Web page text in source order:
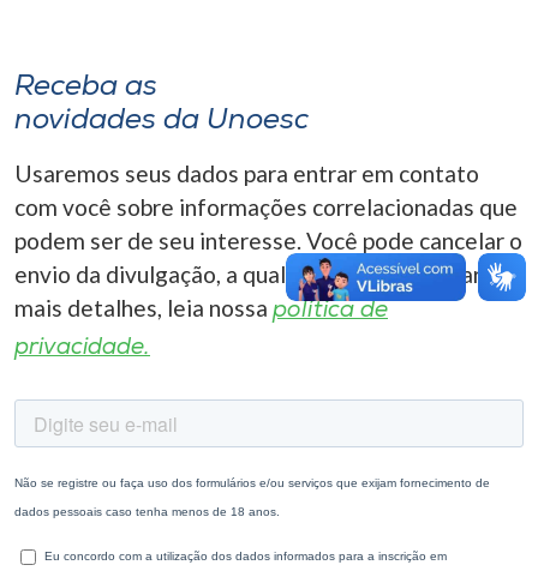
A+
Receba as
novidades da Unoesc
Usaremos seus dados para entrar em contato
com você sobre informações correlacionadas que
podem ser de seu interesse. Você pode cancelar o
envio da divulgação, a qualquer momento. Para
mais detalhes, leia nossa política de
privacidade.